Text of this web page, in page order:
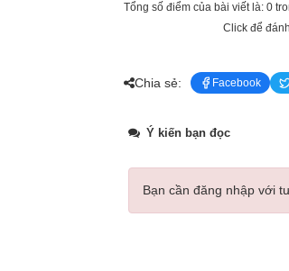
Tổng số điểm của bài viết là: 0
Click để
Chia sẻ: Facebook
Ý kiến bạn đọc
Bạn cần đăng nhập với